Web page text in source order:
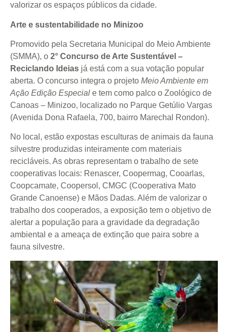
valorizar os espaços públicos da cidade.
Arte e sustentabilidade no Minizoo
Promovido pela Secretaria Municipal do Meio Ambiente
(SMMA), o 2° Concurso de Arte Sustentável –
Reciclando Ideias já está com a sua votação popular
aberta. O concurso integra o projeto Meio Ambiente em
Ação Edição Especial e tem como palco o Zoológico de
Canoas – Minizoo, localizado no Parque Getúlio Vargas
(Avenida Dona Rafaela, 700, bairro Marechal Rondon).
No local, estão expostas esculturas de animais da fauna
silvestre produzidas inteiramente com materiais
recicláveis. As obras representam o trabalho de sete
cooperativas locais: Renascer, Coopermag, Cooarlas,
Coopcamate, Coopersol, CMGC (Cooperativa Mato
Grande Canoense) e Mãos Dadas. Além de valorizar o
trabalho dos cooperados, a exposição tem o objetivo de
alertar a população para a gravidade da degradação
ambiental e a ameaça de extinção que paira sobre a
fauna silvestre.